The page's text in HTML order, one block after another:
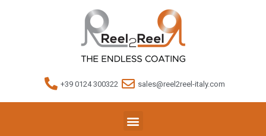
+39 0124 300322 sales@reel2reel-italy.com